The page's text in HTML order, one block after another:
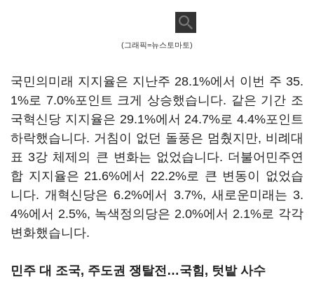
(그래픽=뉴스토마토)
국민의미래 지지율은 지난주 28.1%에서 이번 주 35.
1%로 7.0%포인트 크게 상승했습니다. 같은 기간 조
국혁신당 지지율은 29.1%에서 24.7%로 4.4%포인트
하락했습니다. 거침이 없던 돌풍은 멈췄지만, 비례대
표 3강 체제의 큰 변화는 없었습니다. 더불어민주연
합 지지율은 21.6%에서 22.2%로 큰 변동이 없었습
니다. 개혁신당은 6.2%에서 3.7%, 새로운미래는 3.
4%에서 2.5%, 녹색정의당은 2.0%에서 2.1%로 각각
변화했습니다.
민주 대 조국, 주도권 쟁탈전…국힘, 텃밭 사수